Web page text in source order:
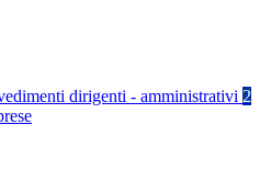
dirigenti - amministrativi 2